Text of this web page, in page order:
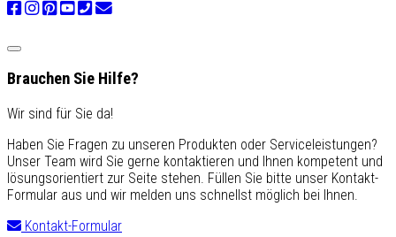
Brauchen Sie Hilfe?
Wir sind für Sie da!
Haben Sie Fragen zu unseren Produkten oder Serviceleistungen?
Unser Team wird Sie gerne kontaktieren und Ihnen kompetent und
lösungsorientiert zur Seite stehen. Füllen Sie bitte unser Kontakt-
Formular aus und wir melden uns schnellst möglich bei Ihnen.
Kontakt-Formular